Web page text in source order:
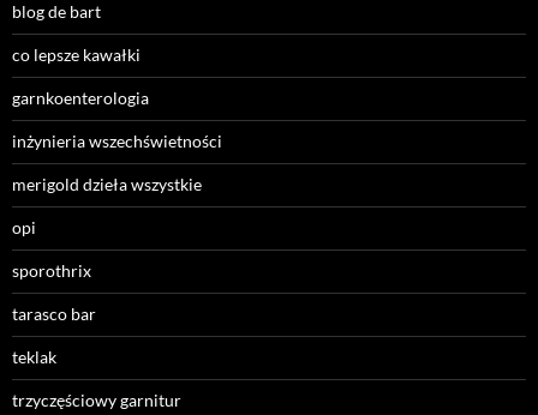
blog de bart
co lepsze kawałki
garnkoenterologia
inżynieria wszechświetności
merigold dzieła wszystkie
opi
sporothrix
tarasco bar
teklak
trzyczęściowy garnitur